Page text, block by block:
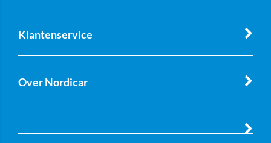
Klantenservice
Over Nordicar